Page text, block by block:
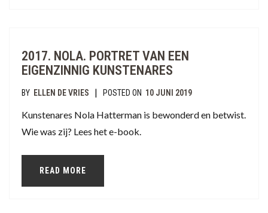
2017. NOLA. PORTRET VAN EEN
EIGENZINNIG KUNSTENARES
BY ELLEN DE VRIES | POSTED ON 10 JUNI 2019
Kunstenares Nola Hatterman is bewonderd en betwist.
Wie was zij? Lees het e-book.
READ MORE